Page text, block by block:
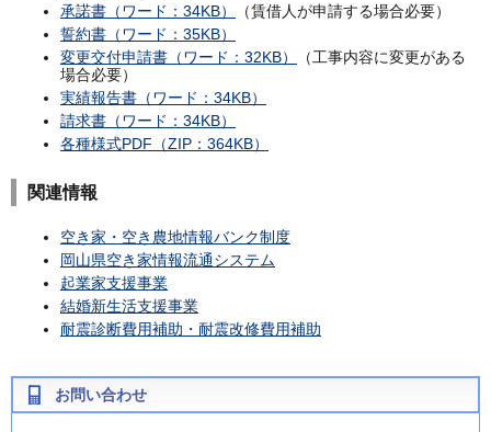
承諾書（ワード：34KB）
（賃借人が申請する場合必要）
誓約書（ワード：35KB）
変更交付申請書（ワード：32KB）
（工事内容に変更がある
場合必要）
実績報告書（ワード：34KB）
請求書（ワード：34KB）
各種様式PDF（ZIP：364KB）
関連情報
空き家・空き農地情報バンク制度
岡山県空き家情報流通システム
起業家支援事業
結婚新生活支援事業
耐震診断費用補助・耐震改修費用補助
お問い合わせ